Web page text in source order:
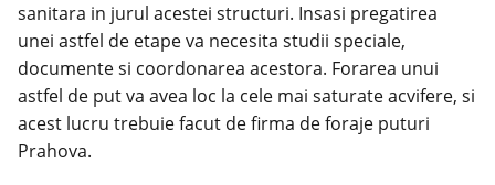
sanitara in jurul acestei structuri. Insasi pregatirea
unei astfel de etape va necesita studii speciale,
documente si coordonarea acestora. Forarea unui
astfel de put va avea loc la cele mai saturate acvifere, si
acest lucru trebuie facut de firma de foraje puturi
Prahova.